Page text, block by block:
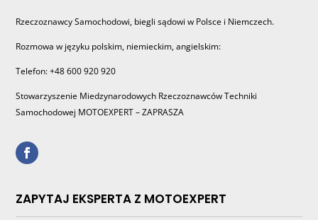
Rzeczoznawcy Samochodowi, biegli sądowi w Polsce i Niemczech.
Rozmowa w języku polskim, niemieckim, angielskim:
Telefon: +48 600 920 920
Stowarzyszenie Miedzynarodowych Rzeczoznawców Techniki
Samochodowej MOTOEXPERT – ZAPRASZA
ZAPYTAJ EKSPERTA Z MOTOEXPERT